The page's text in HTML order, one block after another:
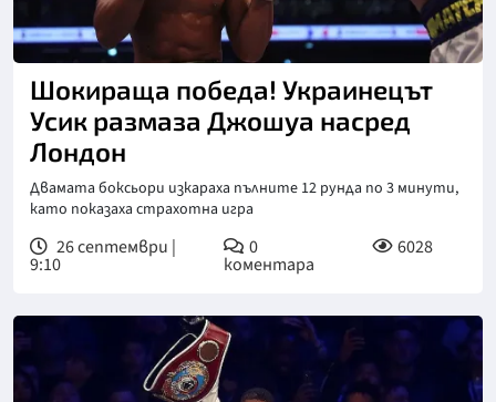
Шокираща победа! Украинецът
Усик размаза Джошуа насред
Лондон
Двамата боксьори изкараха пълните 12 рунда по 3 минути,
като показаха страхотна игра
26 септември |
9:10
0
коментара
6028